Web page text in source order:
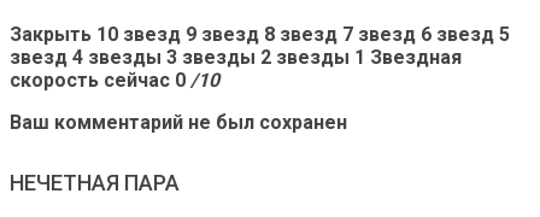
Закрыть 10 звезд 9 звезд 8 звезд 7 звезд 6 звезд 5
звезд 4 звезды 3 звезды 2 звезды 1 Звездная
скорость сейчас 0 /10
Ваш комментарий не был сохранен
НЕЧЕТНАЯ ПАРА